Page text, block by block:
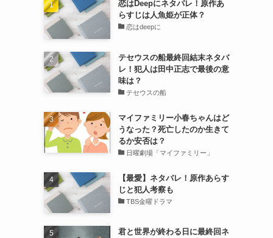
恋はDeepにネタバレ！原作あ
らすじは人魚姫が正体？
恋はdeepに
テセウスの船最終回結末ネタバ
レ！犯人は田中正志で最後の意
味は？
テセウスの船
マイファミリー小春ちゃんはど
うなった？死亡したのか生きて
るか安否は？
日曜劇場「マイファミリー」
【最愛】ネタバレ！原作あらす
じと犯人考察も
TBS金曜ドラマ
君と世界が終わる日に最終回ネ